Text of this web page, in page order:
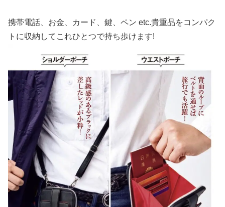
携帯電話、お金、カード、鍵、ペン etc.貴重品をコンパク
トに収納してこれひとつで持ち歩けます!